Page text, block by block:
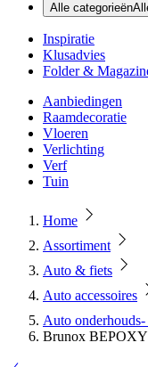
Alle categorieën
Inspiratie
Klusadvies
Folder &
Aanbiedingen
Raamdecoratie
Vloeren
Verlichting
Verf
Tuin
Home
Assortiment
Auto & fiets
Auto accessoires
Auto
Brunox